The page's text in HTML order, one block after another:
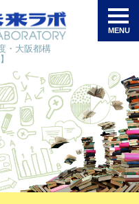
・大阪都構